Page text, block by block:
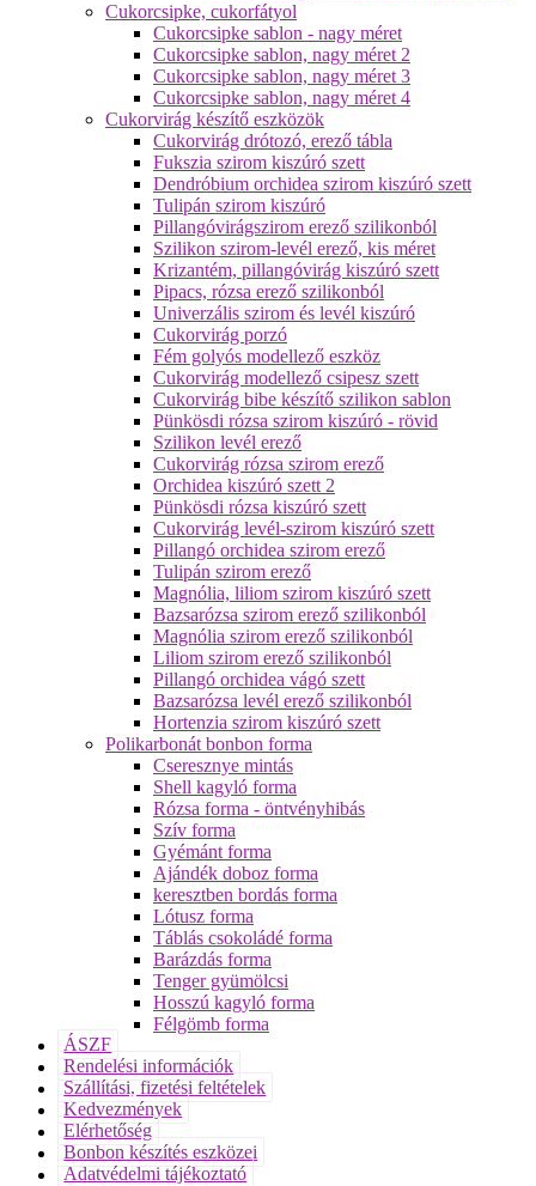
Cukorcsipke, cukorfátyol
Cukorcsipke sablon - nagy méret
Cukorcsipke sablon, nagy méret 2
Cukorcsipke sablon, nagy méret 3
Cukorcsipke sablon, nagy méret 4
Cukorvirág készítő eszközök
Cukorvirág drótozó, erező tábla
Fukszia szirom kiszúró szett
Dendróbium orchidea szirom kiszúró szett
Tulipán szirom kiszúró
Pillangóvirágszirom erező szilikonból
Szilikon szirom-levél erező, kis méret
Krizantém, pillangóvirág kiszúró szett
Pipacs, rózsa erező szilikonból
Univerzális szirom és levél kiszúró
Cukorvirág porzó
Fém golyós modellező eszköz
Cukorvirág modellező csipesz szett
Cukorvirág bibe készítő szilikon sablon
Pünkösdi rózsa szirom kiszúró - rövid
Szilikon levél erező
Cukorvirág rózsa szirom erező
Orchidea kiszúró szett 2
Pünkösdi rózsa kiszúró szett
Cukorvirág levél-szirom kiszúró szett
Pillangó orchidea szirom erező
Tulipán szirom erező
Magnólia, liliom szirom kiszúró szett
Bazsarózsa szirom erező szilikonból
Magnólia szirom erező szilikonból
Liliom szirom erező szilikonból
Pillangó orchidea vágó szett
Bazsarózsa levél erező szilikonból
Hortenzia szirom kiszúró szett
Polikarbonát bonbon forma
Cseresznye mintás
Shell kagyló forma
Rózsa forma - öntvényhibás
Szív forma
Gyémánt forma
Ajándék doboz forma
keresztben bordás forma
Lótusz forma
Táblás csokoládé forma
Barázdás forma
Tenger gyümölcsi
Hosszú kagyló forma
Félgömb forma
ÁSZF
Rendelési információk
Szállítási, fizetési feltételek
Kedvezmények
Elérhetőség
Bonbon készítés eszközei
Adatvédelmi tájékoztató